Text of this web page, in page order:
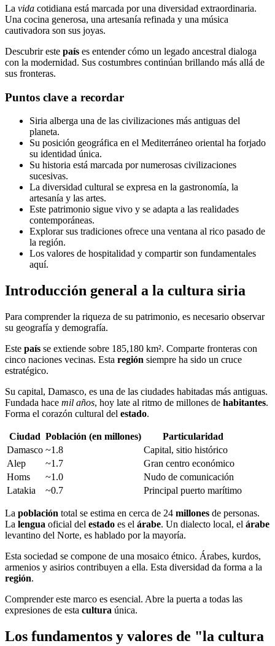
La vida cotidiana está marcada por una diversidad extraordinaria.
Una cocina generosa, una artesanía refinada y una música
cautivadora son sus joyas.
Descubrir este país es entender cómo un legado ancestral dialoga
con la modernidad. Sus costumbres continúan brillando más allá de
sus fronteras.
Puntos clave a recordar
Siria alberga una de las civilizaciones más antiguas del
planeta.
Su posición geográfica en el Mediterráneo oriental ha forjado
su identidad única.
Su historia está marcada por numerosas civilizaciones
sucesivas.
La diversidad cultural se expresa en la gastronomía, la
artesanía y las artes.
Este patrimonio sigue vivo y se adapta a las realidades
contemporáneas.
Explorar sus tradiciones ofrece una ventana al rico pasado de
la región.
Los valores de hospitalidad y compartir son fundamentales
aquí.
Introducción general a la cultura siria
Para comprender la riqueza de su patrimonio, es necesario observar
su geografía y demografía.
Este país se extiende sobre 185,180 km². Comparte fronteras con
cinco naciones vecinas. Esta región siempre ha sido un cruce
estratégico.
Su capital, Damasco, es una de las ciudades habitadas más antiguas.
Fundada hace mil años, hoy late al ritmo de millones de habitantes.
Forma el corazón cultural del estado.
Ciudad Población (en millones)
Particularidad
Damasco ~1.8
Capital, sitio histórico
Alep
~1.7
Gran centro económico
Homs
~1.0
Nudo de comunicación
Latakia
~0.7 Principal puerto marítimo
La población total se estima en cerca de 24 millones de personas.
La lengua oficial del estado es el árabe. Un dialecto local, el árabe
levantino del Norte, es hablado por la mayoría.
Esta sociedad se compone de una mosaico étnico. Árabes, kurdos,
armenios y asirios contribuyen a ella. Esta diversidad da forma a la
región.
Comprender este marco es esencial. Abre la puerta a todas las
expresiones de esta cultura única.
Los fundamentos y valores de "la cultura